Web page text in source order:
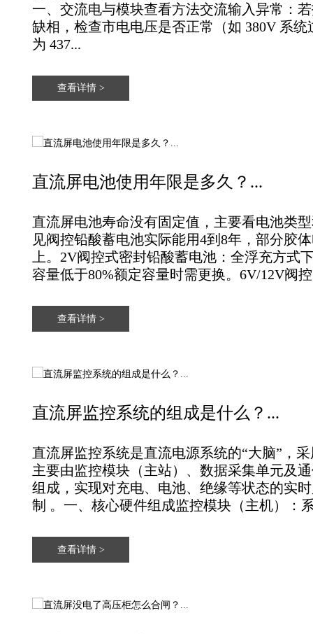
一、交流电与模块查看方法‌交流输入异常‌：
缺相，检查市电电压是否正常（如 380V 系
为 437...
查看详情 >
直流屏电池使用年限是多久？...
直流屏电池寿命没有固定值‌，主要看电池类
见阀控铅酸蓄电池实际能用‌4到8年‌，部分胶
上‌。‌‌‌2V阀控式密封铅酸蓄电池‌：全浮充方式
容量低于80%额定容量时需更换。‌6V/12V阀
查看详情 >
直流屏监控系统的组成是什么？...
直流屏监控系统是直流电源系统的“大脑”，
主要由‌监控模块（主站）‌、‌数据采集单元‌及‌
组成，实现对充电、电池、绝缘等状态的实
制 。‌一、核心硬件组成‌监控模块（主机）‌：
查看详情 >